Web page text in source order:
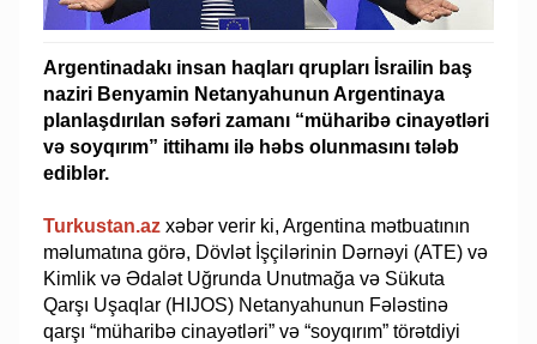
Argentinadakı insan haqları qrupları İsrailin baş
naziri Benyamin Netanyahunun Argentinaya
planlaşdırılan səfəri zamanı “müharibə cinayətləri
və soyqırım” ittihamı ilə həbs olunmasını tələb
ediblər.
Turkustan.azxəbər verir ki, Argentina mətbuatının
məlumatına görə, Dövlət İşçilərinin Dərnəyi (ATE) və
Kimlik və Ədalət Uğrunda Unutmağa və Sükuta
Qarşı Uşaqlar (HIJOS) Netanyahunun Fələstinə
qarşı “müharibə cinayətləri” və “soyqırım” törətdiyi